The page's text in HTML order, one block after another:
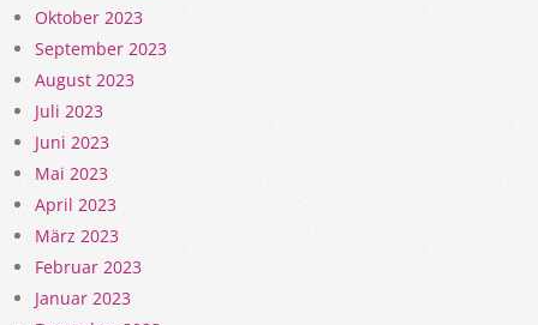
Oktober 2023
September 2023
August 2023
Juli 2023
Juni 2023
Mai 2023
April 2023
März 2023
Februar 2023
Januar 2023